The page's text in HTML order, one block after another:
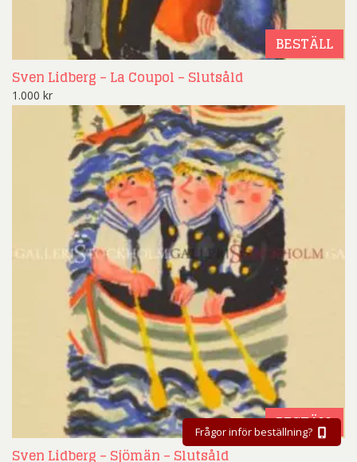
BESTÄLL
Sven Lidberg – La Coupol – Slutsåld
1.000 kr
BESTÄLL
Sven Lidberg – Sjömän – Slutsåld
Frågor inför beställning?